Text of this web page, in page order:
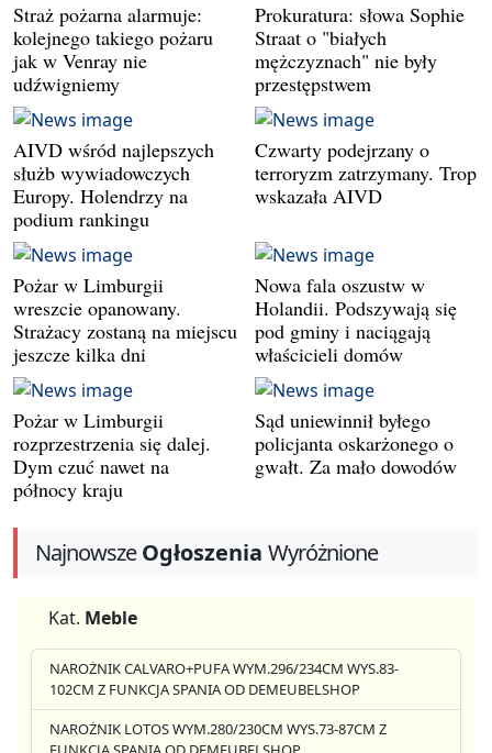
Straż pożarna alarmuje:
kolejnego takiego pożaru
jak w Venray nie
udźwigniemy
Prokuratura: słowa Sophie
Straat o "białych
mężczyznach" nie były
przestępstwem
AIVD wśród najlepszych
służb wywiadowczych
Europy. Holendrzy na
podium rankingu
Czwarty podejrzany o
terroryzm zatrzymany. Trop
wskazała AIVD
Pożar w Limburgii
wreszcie opanowany.
Strażacy zostaną na miejscu
jeszcze kilka dni
Nowa fala oszustw w
Holandii. Podszywają się
pod gminy i naciągają
właścicieli domów
Pożar w Limburgii
rozprzestrzenia się dalej.
Dym czuć nawet na
północy kraju
Sąd uniewinnił byłego
policjanta oskarżonego o
gwałt. Za mało dowodów
NajnowszeOgłoszenia Wyróżnione
Kat. Meble
NAROŻNIK CALVARO+PUFA WYM.296/234CM WYS.83-
102CM Z FUNKCJA SPANIA OD DEMEUBELSHOP
NAROŻNIK LOTOS WYM.280/230CM WYS.73-87CM Z